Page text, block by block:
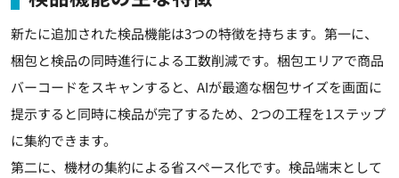
新たに追加された検品機能は3つの特徴を持ちます。第一に、
梱包と検品の同時進行による工数削減です。梱包エリアで商品
バーコードをスキャンすると、AIが最適な梱包サイズを画面に
提示すると同時に検品が完了するため、2つの工程を1ステップ
に集約できます。
第二に、機材の集約による省スペース化です。検品端末として